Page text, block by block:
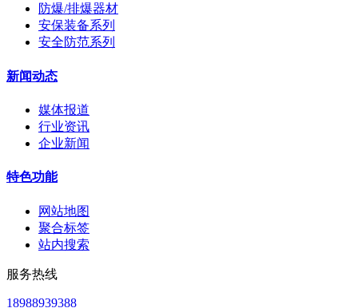
防爆/排爆器材
安保装备系列
安全防范系列
新闻动态
媒体报道
行业资讯
企业新闻
特色功能
网站地图
聚合标签
站内搜索
服务热线
18988939388